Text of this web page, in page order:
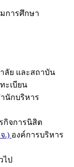
การศึกษา
ลัย และสถาบัน
ะเบียน
นักบริหาร
กิจการนิสิต
.) องค์การบริหาร
ไป